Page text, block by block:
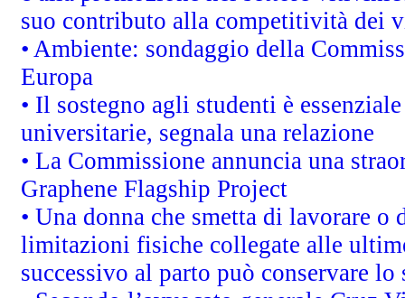
suo contributo alla competitività dei
• Ambiente: sondaggio della
Europa
• Il sostegno agli studenti è
universitarie, segnala una relazione
• La Commissione annuncia una
Graphene Flagship Project
• Una donna che smetta di lavorare
limitazioni fisiche collegate alle
successivo al parto può conservare